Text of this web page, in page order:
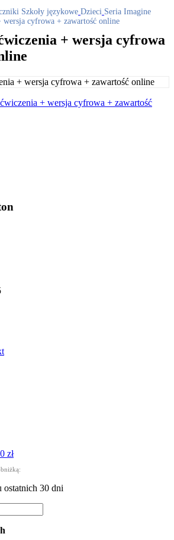
Szkoły językowe Dzieci Seria Imagine
cyfrowa + zawartość online
+ wersja cyfrowa
zł
ostatnich 30 dni